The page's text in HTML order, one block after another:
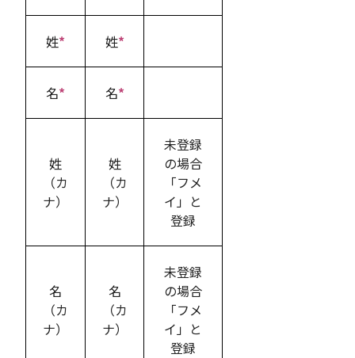
姓* 姓*
名* 名*
姓
（カ
ナ）
姓
（カ
ナ）
未登録
の場合
「フメ
イ」と
登録
名
（カ
ナ）
名
（カ
ナ）
未登録
の場合
「フメ
イ」と
登録